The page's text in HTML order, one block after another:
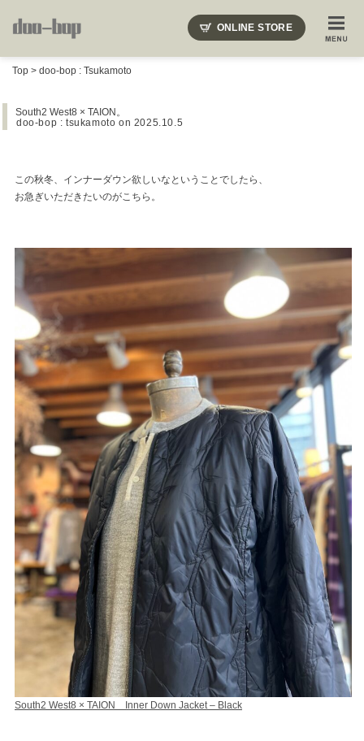
ONLINE STORE
Top > doo-bop : Tsukamoto
South2 West8 × TAION。
doo-bop : tsukamoto on 2025.10.5
この秋冬、インナーダウン欲しいなということでしたら、
お急ぎいただきたいのがこちら。
South2 West8 × TAION Inner Down Jacket – Black